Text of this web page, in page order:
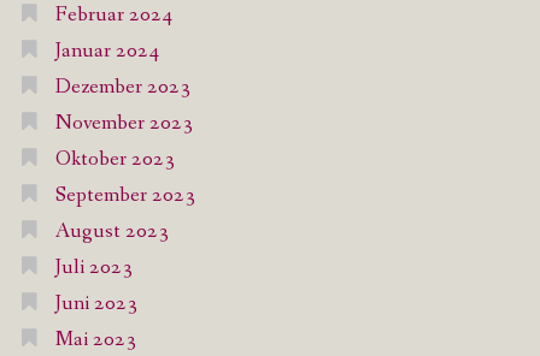
Februar 2024
Januar 2024
Dezember 2023
November 2023
Oktober 2023
September 2023
August 2023
Juli 2023
Juni 2023
Mai 2023